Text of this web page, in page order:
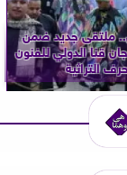
ملتقى جديد ضمن
قنا الدولي للفنون
التراثية